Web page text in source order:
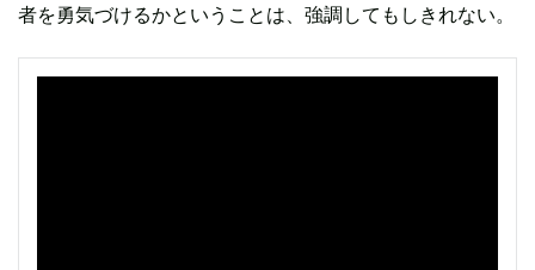
者を勇気づけるかということは、強調してもしきれない。